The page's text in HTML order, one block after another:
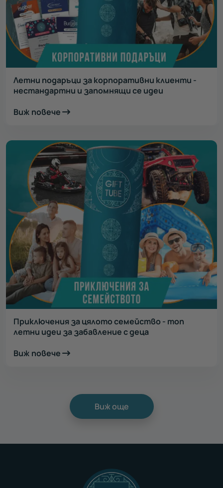
Летни подаръци за корпоративни клиенти -
нестандартни и запомнящи се идеи
Виж повече
Приключения за цялото семейство - топ
летни идеи за забавление с деца
Виж повече
Виж още